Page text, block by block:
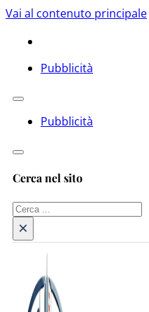
Vai al contenuto principale
Pubblicità
Pubblicità
Cerca nel sito
Cerca
×